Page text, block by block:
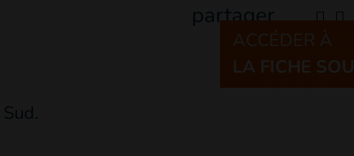
partager
ACCÉDER À
LA FICHE